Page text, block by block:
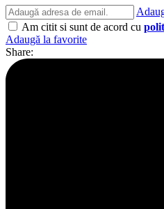
Am citit si sunt de acord cu
Adaugă la favorite
Share: